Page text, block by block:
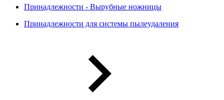
Принадлежности - Вырубные ножницы
Принадлежности для системы пылеудаления